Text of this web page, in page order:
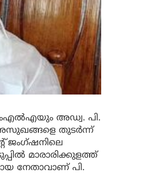
അഡ്വ. പി.
അസുഖങ്ങളെ തുടർന്ന്
മാരാരിക്കുളത്ത്
നേതാവാണ് പി.